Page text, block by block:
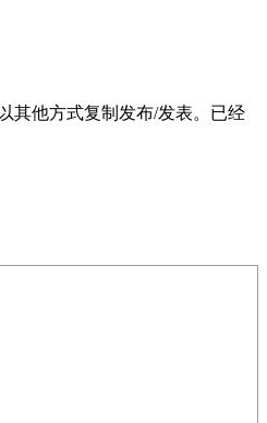
其他方式复制发布/发表。已经